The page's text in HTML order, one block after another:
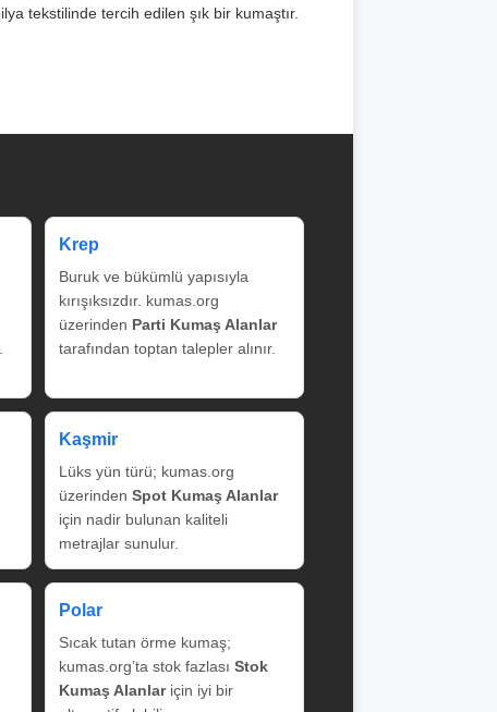
tekstilinde tercih edilen şık bir kumaştır.
Krep
Buruk ve bükümlü yapısıyla
kırışıksızdır. kumas.org
üzerinden Parti Kumaş Alanlar
tarafından toptan talepler alınır.
Kaşmir
Lüks yün türü; kumas.org
üzerinden Spot Kumaş Alanlar
için nadir bulunan kaliteli
metrajlar sunulur.
Polar
Sıcak tutan örme kumaş;
kumas.org’ta stok fazlası Stok
Kumaş Alanlariçin iyi bir